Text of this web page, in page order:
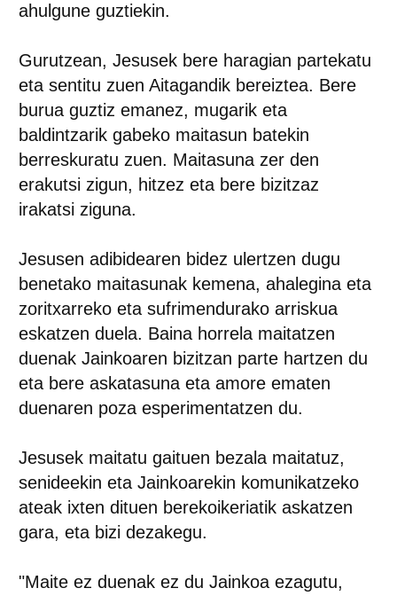
ahulgune guztiekin.
Gurutzean, Jesusek bere haragian partekatu
eta sentitu zuen Aitagandik bereiztea. Bere
burua guztiz emanez, mugarik eta
baldintzarik gabeko maitasun batekin
berreskuratu zuen. Maitasuna zer den
erakutsi zigun, hitzez eta bere bizitzaz
irakatsi ziguna.
Jesusen adibidearen bidez ulertzen dugu
benetako maitasunak kemena, ahalegina eta
zoritxarreko eta sufrimendurako arriskua
eskatzen duela. Baina horrela maitatzen
duenak Jainkoaren bizitzan parte hartzen du
eta bere askatasuna eta amore ematen
duenaren poza esperimentatzen du.
Jesusek maitatu gaituen bezala maitatuz,
senideekin eta Jainkoarekin komunikatzeko
ateak ixten dituen berekoikeriatik askatzen
gara, eta bizi dezakegu.
"Maite ez duenak ez du Jainkoa ezagutu,